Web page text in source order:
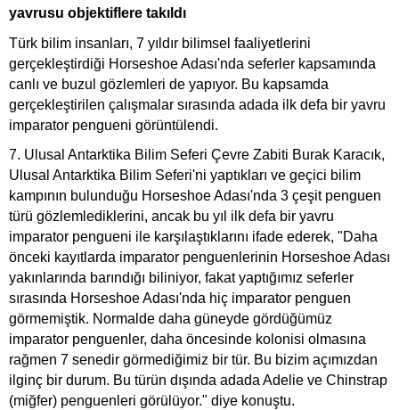
yavrusu objektiflere takıldı
Türk bilim insanları, 7 yıldır bilimsel faaliyetlerini
gerçekleştirdiği Horseshoe Adası'nda seferler kapsamında
canlı ve buzul gözlemleri de yapıyor. Bu kapsamda
gerçekleştirilen çalışmalar sırasında adada ilk defa bir yavru
imparator pengueni görüntülendi.
7. Ulusal Antarktika Bilim Seferi Çevre Zabiti Burak Karacık,
Ulusal Antarktika Bilim Seferi'ni yaptıkları ve geçici bilim
kampının bulunduğu Horseshoe Adası'nda 3 çeşit penguen
türü gözlemlediklerini, ancak bu yıl ilk defa bir yavru
imparator pengueni ile karşılaştıklarını ifade ederek, "Daha
önceki kayıtlarda imparator penguenlerinin Horseshoe Adası
yakınlarında barındığı biliniyor, fakat yaptığımız seferler
sırasında Horseshoe Adası'nda hiç imparator penguen
görmemiştik. Normalde daha güneyde gördüğümüz
imparator penguenler, daha öncesinde kolonisi olmasına
rağmen 7 senedir görmediğimiz bir tür. Bu bizim açımızdan
ilginç bir durum. Bu türün dışında adada Adelie ve Chinstrap
(miğfer) penguenleri görülüyor." diye konuştu.